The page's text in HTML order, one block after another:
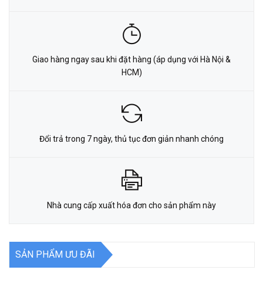
Giao hàng ngay sau khi đặt hàng (áp dụng với Hà Nội &
HCM)
Đổi trả trong 7 ngày, thủ tục đơn giản nhanh chóng
Nhà cung cấp xuất hóa đơn cho sản phẩm này
SẢN PHẨM ƯU ĐÃI